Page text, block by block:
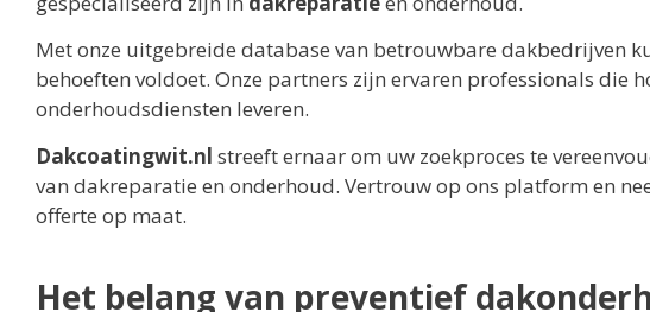
Met onze uitgebreide database van betrouwbare dakbedrijven
behoeften voldoet. Onze partners zijn ervaren professionals die
onderhoudsdiensten leveren.
Dakcoatingwit.nl streeft ernaar om uw zoekproces te
van dakreparatie en onderhoud. Vertrouw op ons platform en
offerte op maat.
Het belang van preventief